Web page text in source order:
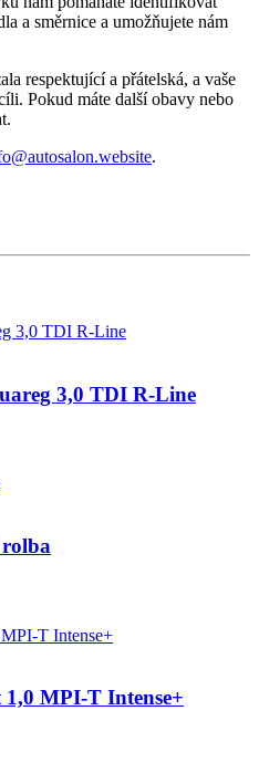
a směrnice a umožňujete nám
respektující a přátelská, a vaše
Pokud máte další obavy nebo
.
3,0 TDI R-Line
1,0 MPI-T Intense+